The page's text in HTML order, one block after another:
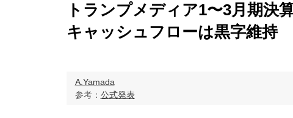
トランプメディア1〜3月期決
キャッシュフローは黒字維持
A.Yamada
参考： 公式発表